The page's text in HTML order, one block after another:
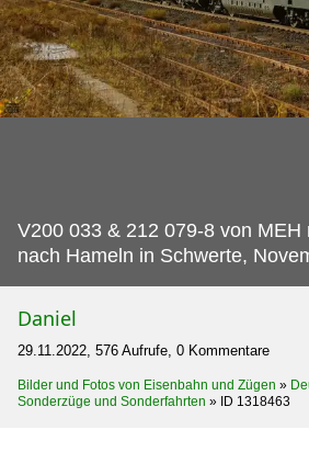
V200 033 & 212 079-8 von MEH
nach Hameln in Schwerte,
Daniel
29.11.2022, 576 Aufrufe, 0 Kommentare
Bilder und Fotos von Eisenbahn und Zügen »
Sonderzüge und Sonderfahrten » ID 1318463